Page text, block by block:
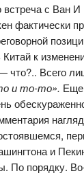
с Ван
фактически
Китай к
что?.. Всего
и то-то». Еще
и
По порядку.